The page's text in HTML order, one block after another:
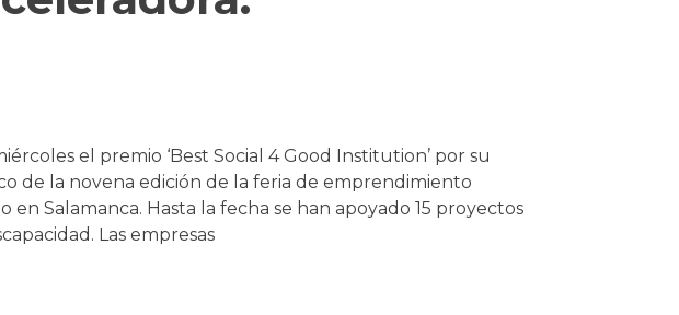
el premio ‘Best Social 4 Good Institution’ por su
de la novena edición de la feria de emprendimiento
en Salamanca. Hasta la fecha se han apoyado 15 proyectos
Las empresas